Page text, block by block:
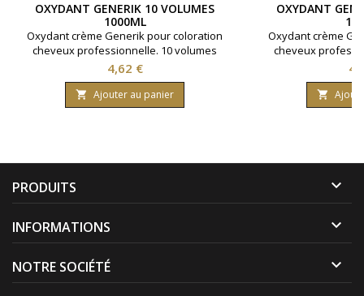
OXYDANT GENERIK 10 VOLUMES
1000ML
Oxydant crème Generik pour coloration
cheveux professionnelle. 10 volumes
contenant 3% d'eau oxygénée. Formule
avec une enrichissement en huile
protectrice reine des près ( limnanthes
alba ).Bouteille contenant 1000 ml.
Prix
4,62 €
 Ajouter au panier
OXYDANT
Oxydant crème
cheveux
contenant 6%
avec une
protectrice reine
alba ).Bouteille

PRODUITS 
INFORMATIONS 
NOTRE SOCIÉTÉ 